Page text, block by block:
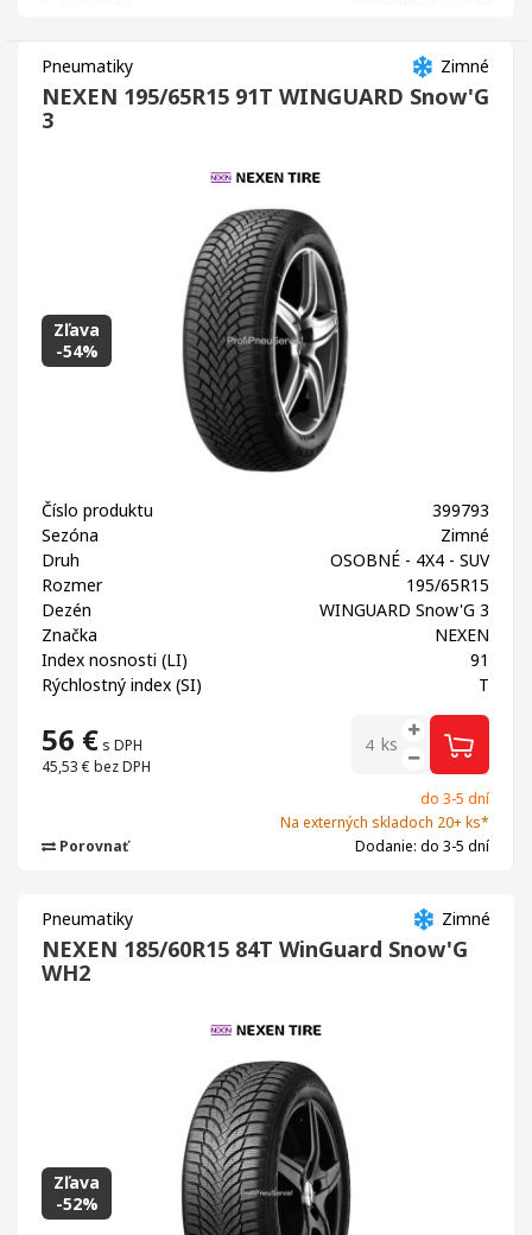
Zimné
Pneumatiky
NEXEN 195/65R15 91T WINGUARD Snow'G
3
Zľava
-54%
Číslo produktu
399793
Sezóna
Zimné
Druh
OSOBNÉ - 4X4 - SUV
Rozmer
195/65R15
Dezén
WINGUARD Snow'G 3
Značka
NEXEN
Index nosnosti (LI)
91
Rýchlostný index (SI)
T
56 € s DPH
45,53 € bez DPH
ks
do 3-5 dní
Na externých skladoch 20+ ks*
Dodanie: do 3-5 dní
Porovnať
Zimné
Pneumatiky
NEXEN 185/60R15 84T WinGuard Snow'G
WH2
Zľava
-52%